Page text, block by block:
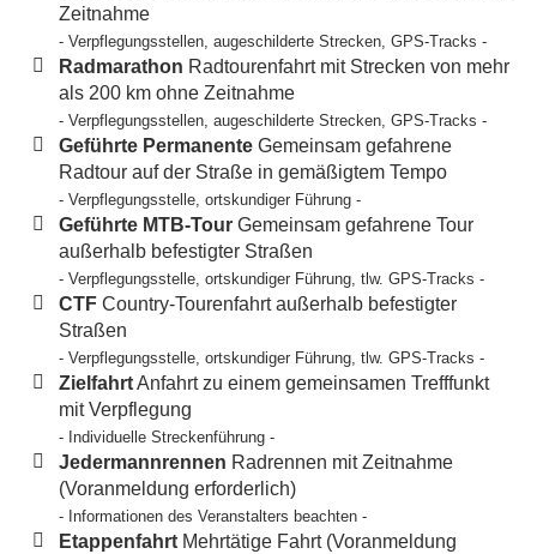
Zeitnahme
- Verpflegungsstellen, augeschilderte Strecken, GPS-Tracks -
Radmarathon Radtourenfahrt mit Strecken von mehr
als 200 km ohne Zeitnahme
- Verpflegungsstellen, augeschilderte Strecken, GPS-Tracks -
Geführte Permanente Gemeinsam gefahrene
Radtour auf der Straße in gemäßigtem Tempo
- Verpflegungsstelle, ortskundiger Führung -
Geführte MTB-Tour Gemeinsam gefahrene Tour
außerhalb befestigter Straßen
- Verpflegungsstelle, ortskundiger Führung, tlw. GPS-Tracks -
CTF Country-Tourenfahrt außerhalb befestigter
Straßen
- Verpflegungsstelle, ortskundiger Führung, tlw. GPS-Tracks -
ZielfahrtAnfahrt zu einem gemeinsamen Trefffunkt
mit Verpflegung
- Individuelle Streckenführung -
Jedermannrennen Radrennen mit Zeitnahme
(Voranmeldung erforderlich)
- Informationen des Veranstalters beachten -
Etappenfahrt Mehrtätige Fahrt (Voranmeldung